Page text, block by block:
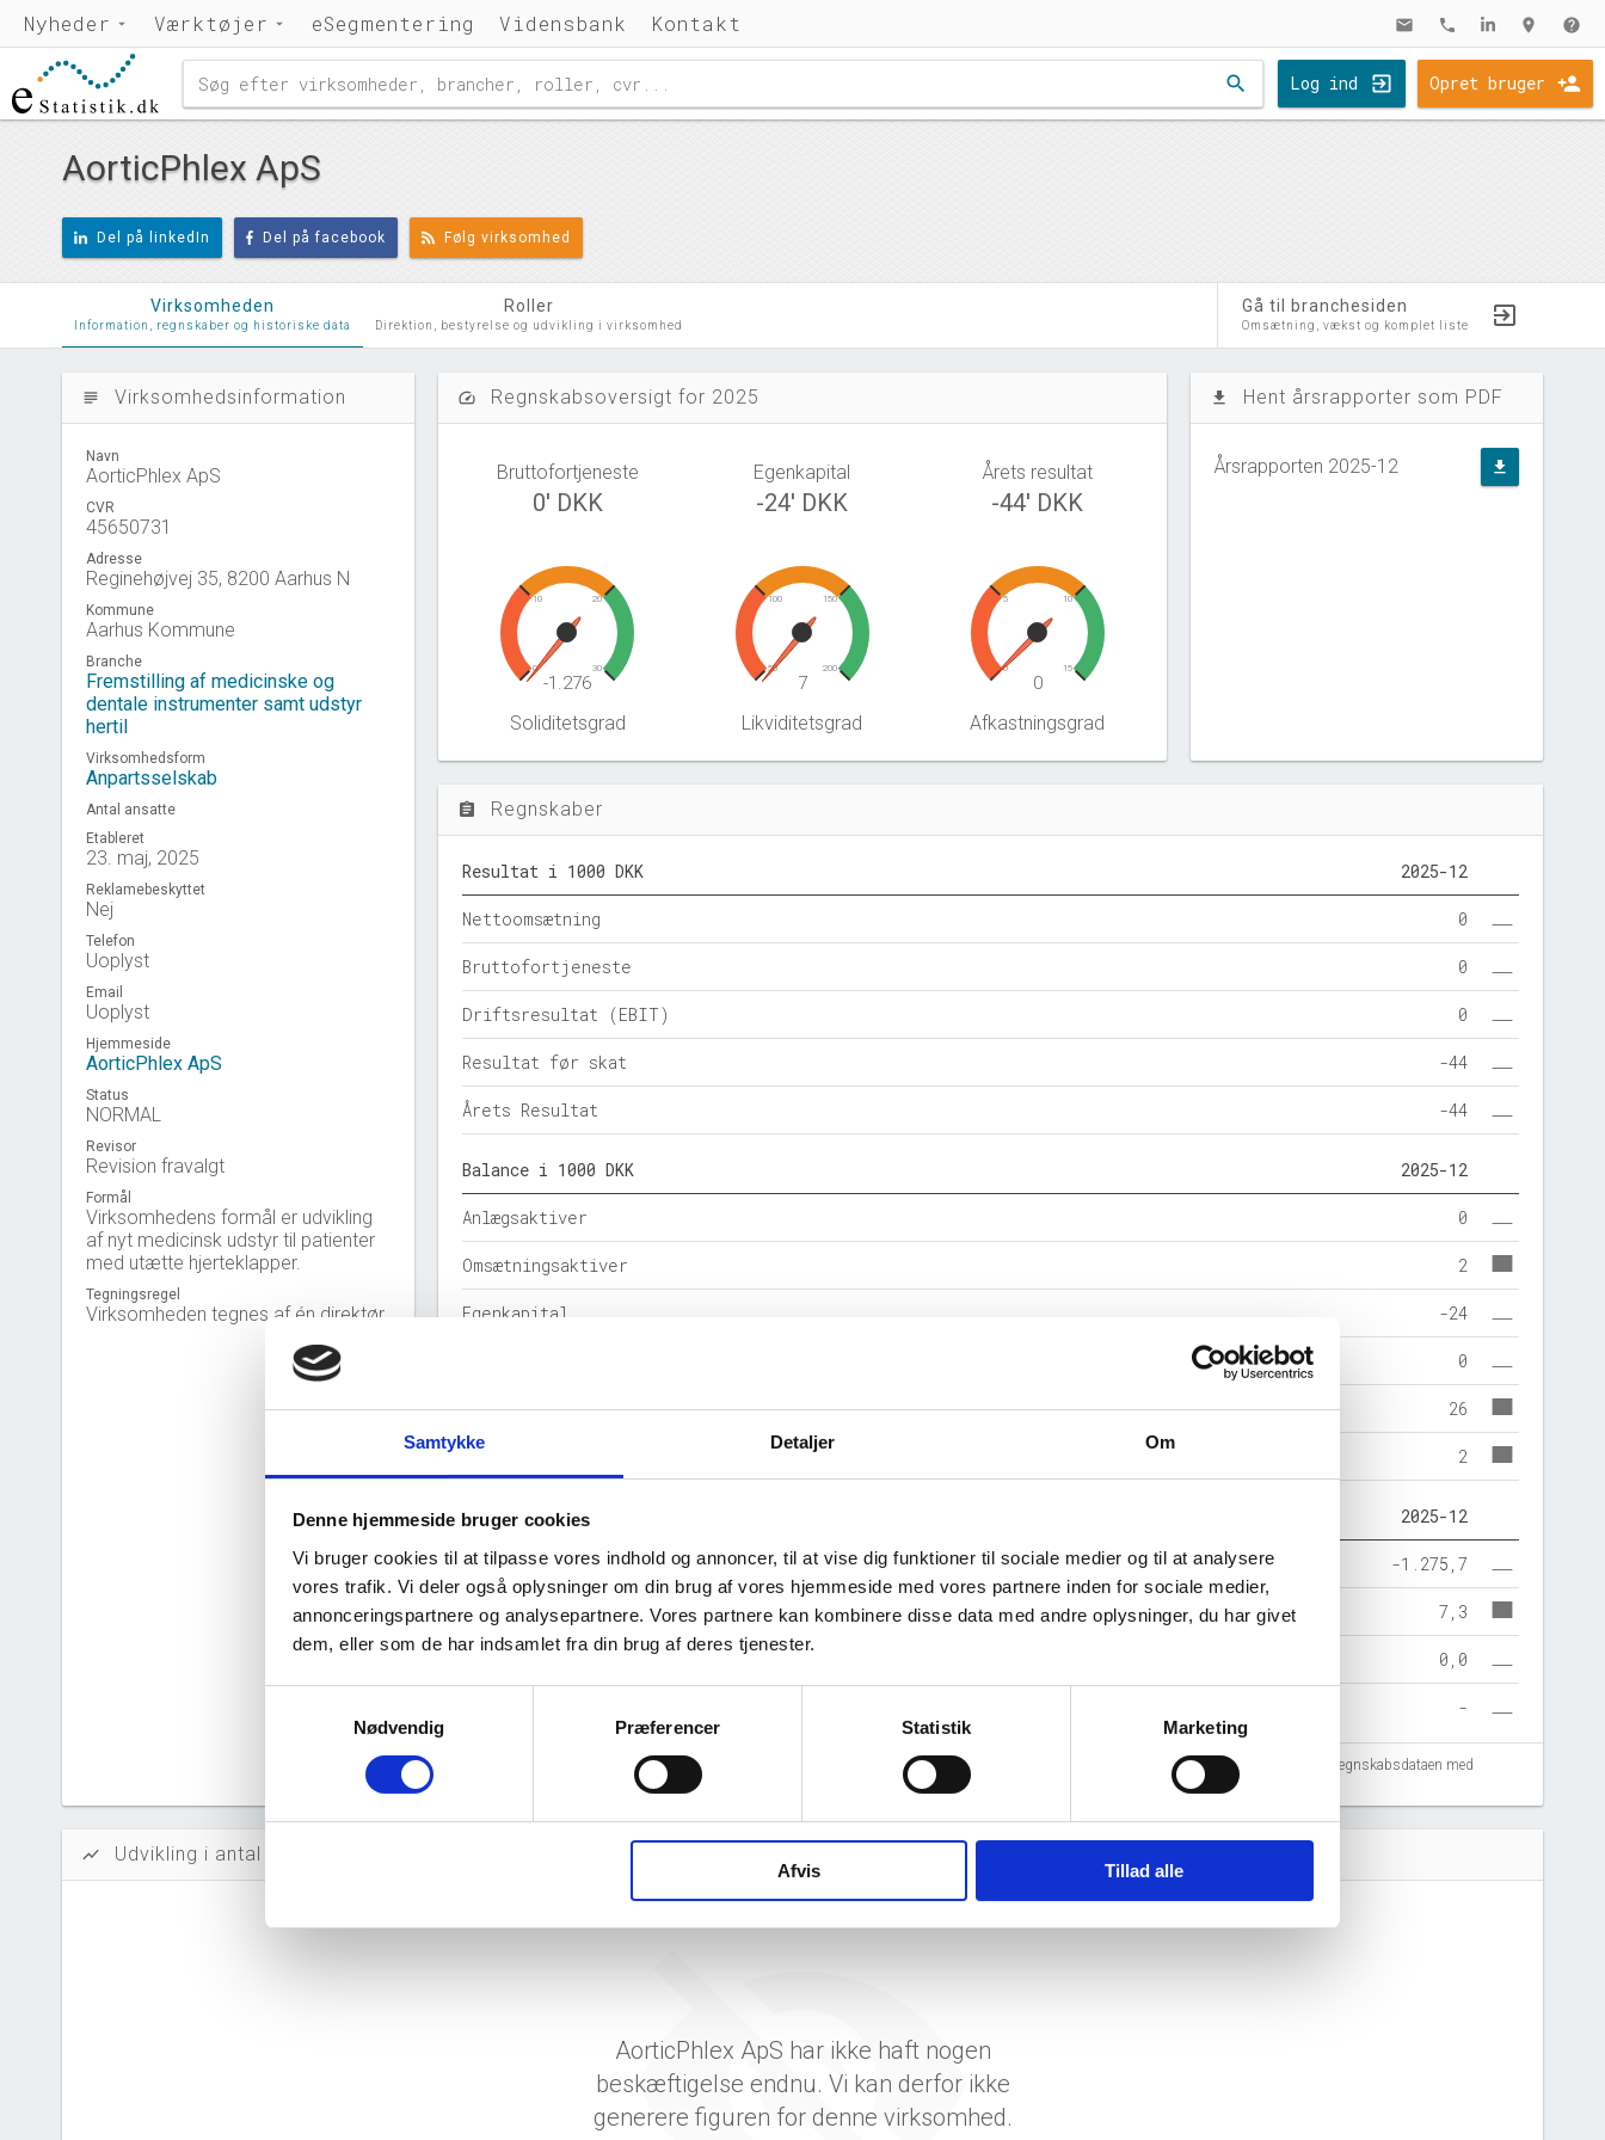
Samtykke Detaljer Om
Denne hjemmeside bruger cookies
Vi bruger cookies til at tilpasse vores indhold og annoncer, til at vise dig funktioner til sociale medier og til at analysere
vores trafik. Vi deler også oplysninger om din brug af vores hjemmeside med vores partnere inden for sociale medier,
annonceringspartnere og analysepartnere. Vores partnere kan kombinere disse data med andre oplysninger, du har givet
dem, eller som de har indsamlet fra din brug af deres tjenester.
Nødvendig
Præferencer Statistik Marketing
Afvis Tillad alle
Nyheder Værktøjer eSegmentering Vidensbank Kontakt mail phone location_on help
search Log ind Opret bruger
AorticPhlex ApS
Del på linkedIn Del på facebook Følg virksomhed
Virksomheden
Information, regnskaber og historiske data
Roller
Direktion, bestyrelse og udvikling i virksomhed
Gå til branchesiden
Omsætning, vækst og komplet liste
subject Virksomhedsinformation
Navn
AorticPhlex ApS
CVR
45650731
Adresse
Reginehøjvej 35, 8200 Aarhus N
Kommune
Aarhus Kommune
Branche
Fremstilling af medicinske og
dentale instrumenter samt udstyr
hertil
Virksomhedsform
Anpartsselskab
Antal ansatte
Etableret
23. maj, 2025
Reklamebeskyttet
Nej
Telefon
Uoplyst
Email
Uoplyst
Hjemmeside
AorticPhlex ApS
Status
NORMAL
Revisor
Revision fravalgt
Formål
Virksomhedens formål er udvikling
af nyt medicinsk udstyr til patienter
med utætte hjerteklapper.
Tegningsregel
Virksomheden tegnes af én direktør.
speed Regnskabsoversigt for 2025
Bruttofortjeneste
0' DKK
Egenkapital
-24' DKK
Årets resultat
-44' DKK
0
10 20
30
-1.276
Soliditetsgrad
50
100 150
200
7
Likviditetsgrad
0
5 10
15
0
Afkastningsgrad
file_download Hent årsrapporter som PDF
Årsrapporten 2025-12 file_download
assignment Regnskaber
Resultat i 1000 DKK 2025-12
Nettoomsætning 0
Bruttofortjeneste 0
Driftsresultat (EBIT) 0
Resultat før skat -44
Årets Resultat -44
Balance i 1000 DKK 2025-12
Anlægsaktiver 0
Omsætningsaktiver 2
Egenkapital -24
0
Gældsforpligtelser 26
Årets balance 2
Nøgletal i % 2025-12
Soliditetsgrad -1.275,7
Likviditetsgrad 7,3
0,0
-
Tal fra erhvervsstyrelsens regnskabs-API. eStatistik henviser til Erhvervsstyrelsen ved eventuelle fejlregistreringer. Vi anbefaler at krydstjekke regnskabsdataen med
show_chart Udvikling i antal ansatte
AorticPhlex ApS har ikke haft nogen
beskæftigelse endnu. Vi kan derfor ikke
generere figuren for denne virksomhed.